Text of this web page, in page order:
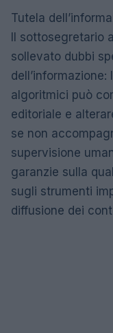
Tutela
Il sottosegretario
sollevato dubbi
algoritmici può
editoriale e
se non
supervisione
garanzie sulla
sugli strumenti
diffusione dei